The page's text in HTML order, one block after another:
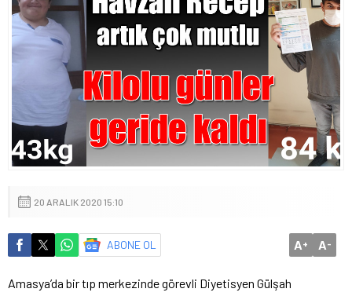
20 ARALIK 2020 15:10
ABONE OL A+ A-
Amasya’da bir tıp merkezinde görevli Diyetisyen Gülşah